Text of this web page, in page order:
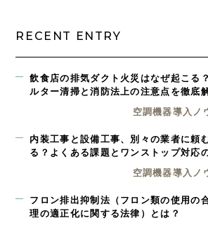
RECENT ENTRY
飲食店の排気ダクト火災はなぜ起こる
ルター清掃と消防法上の注意点を徹底
空調機器導入ノ
内装工事と設備工事、別々の業者に頼
る？よくある課題とワンストップ対応
空調機器導入ノ
フロン排出抑制法（フロン類の使用の
理の適正化に関する法律）とは？